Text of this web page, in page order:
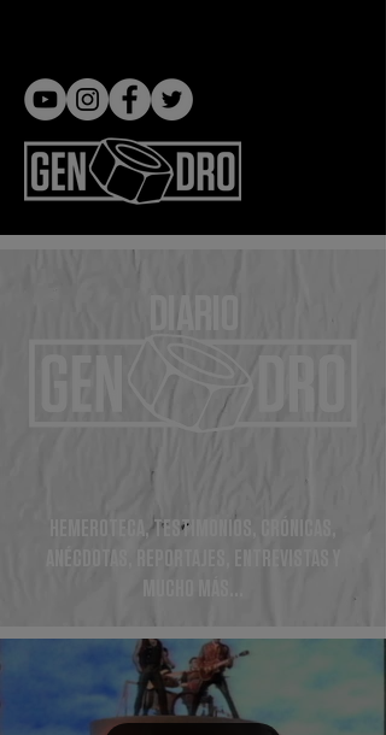
DIARIO
HEMEROTECA, TESTIMONIOS, CRÓNICAS,
ANÉCDOTAS, REPORTAJES, ENTREVISTAS Y